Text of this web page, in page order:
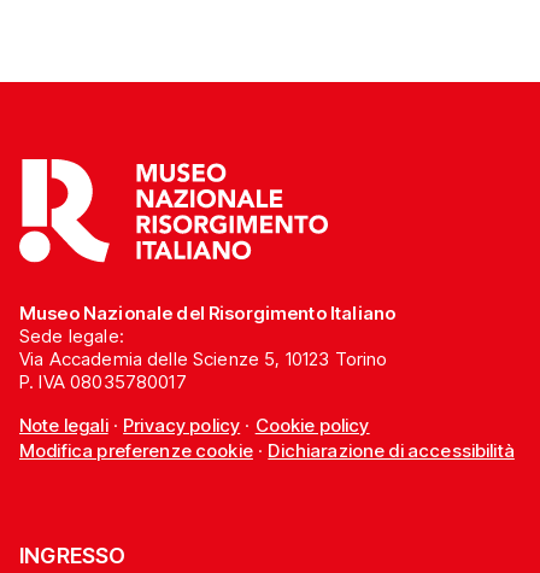
Museo Nazionale del Risorgimento Italiano
Sede legale:
Via Accademia delle Scienze 5, 10123 Torino
P. IVA 08035780017
Note legali· Privacy policy · Cookie policy
Modifica preferenze cookie· Dichiarazione di accessibilità
INGRESSO